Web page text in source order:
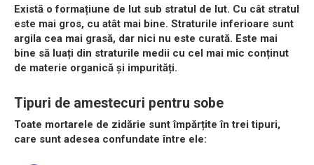
Există o formațiune de lut sub stratul de lut. Cu cât stratul
este mai gros, cu atât mai bine. Straturile inferioare sunt
argila cea mai grasă, dar nici nu este curată. Este mai
bine să luați din straturile medii cu cel mai mic conținut
de materie organică și impurități.
Tipuri de amestecuri pentru sobe
Toate mortarele de zidărie sunt împărțite în trei tipuri,
care sunt adesea confundate între ele: